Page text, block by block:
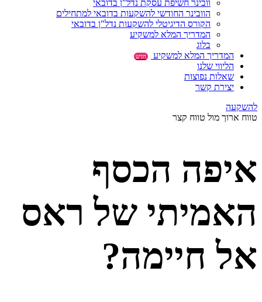
וובינר חשיפת עסקת נדל"ן בדובאי
הוובינר החודשי להשקעות בדובאי למתחילים
הקורס הדיגיטלי להשקעות נדל"ן בדובאי
המדריך המלא למשקיע
בלוג
המדריך המלא למשקיע
חדש
הליווי שלנו
שאלות נפוצות
יצירת קשר
להשקעה
טווח ארוך מול טווח קצר
איפה הכסף
האמיתי של ראס
אל חיימה?